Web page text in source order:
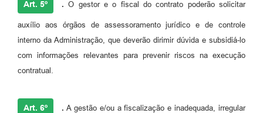
Art. 5º . O gestor e o fiscal do contrato poderão solicitar
auxílio aos órgãos de assessoramento jurídico e de controle
interno da Administração, que deverão dirimir dúvida e subsidiá-lo
com informações relevantes para prevenir riscos na execução
contratual.
Art. 6º . A gestão e/ou a fiscalização e inadequada, irregular